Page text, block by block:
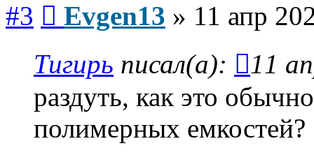
#3 Evgen13 » 11 апр
Тигирь писал(а):
11
раздуть, как это
полимерных емкостей?